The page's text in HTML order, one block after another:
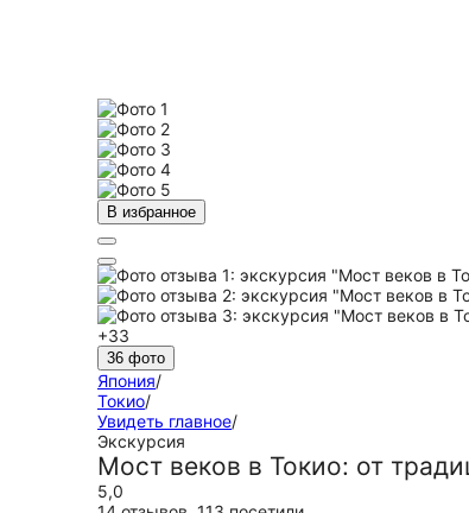
В избранное
+33
36 фото
Япония/
Токио/
Увидеть главное/
Экскурсия
Мост веков в Токио: от
5,0